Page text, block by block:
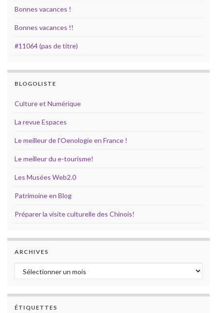
Bonnes vacances !
Bonnes vacances !!
#11064 (pas de titre)
BLOGOLISTE
Culture et Numérique
La revue Espaces
Le meilleur de l'Oenologie en France !
Le meilleur du e-tourisme!
Les Musées Web2.0
Patrimoine en Blog
Préparer la visite culturelle des Chinois!
ARCHIVES
Archives
ÉTIQUETTES